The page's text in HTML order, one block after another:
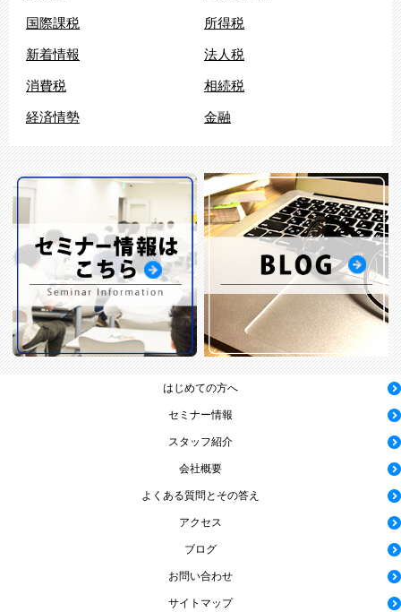
国際課税 所得税
新着情報 法人税
消費税 相続税
経済情勢 金融
はじめての方へ
セミナー情報
スタッフ紹介
会社概要
よくある質問とその答え
アクセス
ブログ
お問い合わせ
サイトマップ